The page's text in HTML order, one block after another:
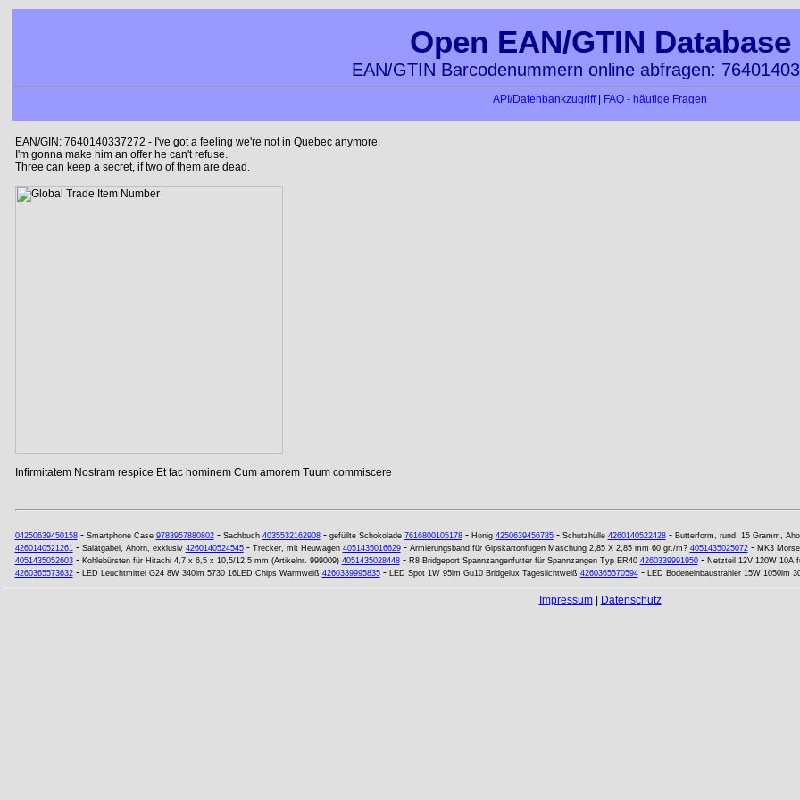
Open EAN/GTIN Database
EAN/GTIN Barcodenummern online abfragen:
API/Datenbankzugriff| FAQ - häufige Fragen
EAN/GIN: 7640140337272 - I've got a feeling we're not in Quebec anymore.
I'm gonna make him an offer he can't refuse.
Three can keep a secret, if two of them are dead.
Infirmitatem Nostram respice Et fac hominem Cum amorem Tuum commiscere
04250639450158- Smartphone Case 9783957880802- Sachbuch 4035532162908- gefüllte Schokolade 7616800105178- Honig 4250639456785- Schutzhülle 4260140522428- Butterform, rund, 15 Gramm,
4260140521261- Salatgabel, Ahorn, exklusiv 4260140524545- Trecker, mit Heuwagen 4051435016629- Armierungsband für Gipskartonfugen Maschung 2,85 X 2,85 mm 60 gr./m? 4051435025072- MK3
4051435052603- Kohlebürsten für Hitachi 4,7 x 6,5 x 10,5/12,5 mm (Artikelnr. 999009) 4051435028448- R8 Bridgeport Spannzangenfutter für Spannzangen Typ ER40 4260339991950- Netzteil 12V 120W 10A
4260365573632- LED Leuchtmittel G24 8W 340lm 5730 16LED Chips Warmweiß 4260339995835- LED Spot 1W 95lm Gu10 Bridgelux Tageslichtweiß 4260365570594- LED Bodeneinbaustrahler 15W 1050lm
Impressum| Datenschutz